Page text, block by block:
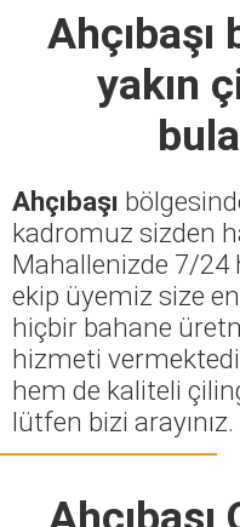
Ahçıbaşı
yakın
Ahçıbaşı
kadromuz sizden
Mahallenizde 7/
ekip üyemiz size
hiçbir bahane
hizmeti
hem de kaliteli
lütfen bizi arayınız.